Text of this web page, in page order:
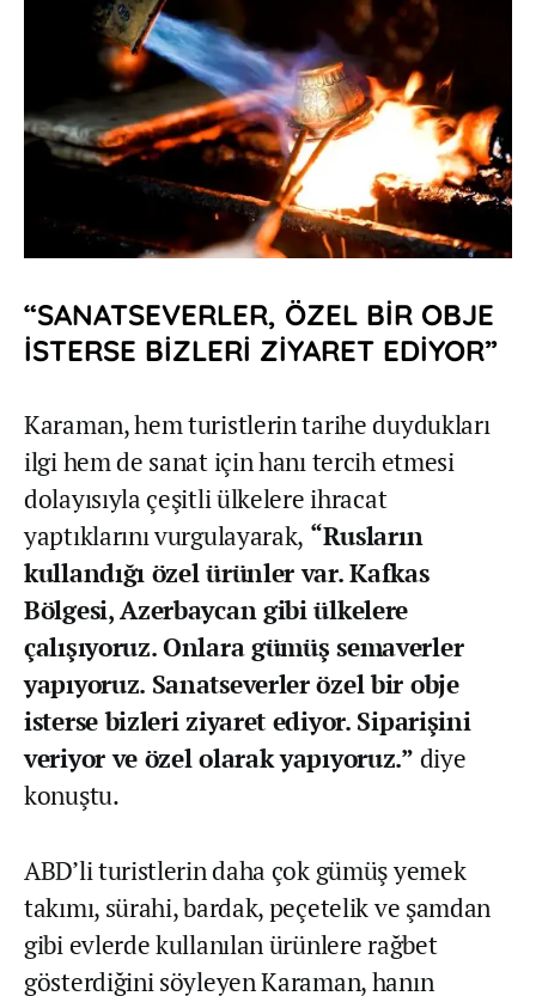
“SANATSEVERLER, ÖZEL BİR OBJE
İSTERSE BİZLERİ ZİYARET EDİYOR”
Karaman, hem turistlerin tarihe duydukları
ilgi hem de sanat için hanı tercih etmesi
dolayısıyla çeşitli ülkelere ihracat
yaptıklarını vurgulayarak, “Rusların
kullandığı özel ürünler var. Kafkas
Bölgesi, Azerbaycan gibi ülkelere
çalışıyoruz. Onlara gümüş semaverler
yapıyoruz. Sanatseverler özel bir obje
isterse bizleri ziyaret ediyor. Siparişini
veriyor ve özel olarak yapıyoruz.” diye
konuştu.
ABD’li turistlerin daha çok gümüş yemek
takımı, sürahi, bardak, peçetelik ve şamdan
gibi evlerde kullanılan ürünlere rağbet
gösterdiğini söyleyen Karaman, hanın